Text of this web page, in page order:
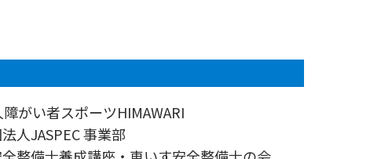
がい者スポーツHIMAWARI
人JASPEC 事業部